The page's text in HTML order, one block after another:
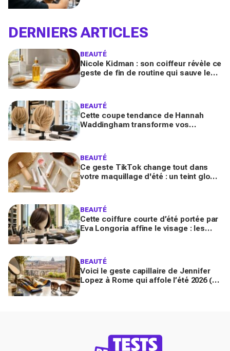
DERNIERS ARTICLES
BEAUTÉ
Nicole Kidman : son coiffeur révèle ce
geste de fin de routine qui sauve les
BEAUTÉ
Cette coupe tendance de Hannah
Waddingham transforme vos
BEAUTÉ
Ce geste TikTok change tout dans
votre maquillage d'été : un teint glowy
BEAUTÉ
Cette coiffure courte d’été portée par
Eva Longoria affine le visage : les
BEAUTÉ
Voici le geste capillaire de Jennifer
Lopez à Rome qui affole l’été 2026 (et